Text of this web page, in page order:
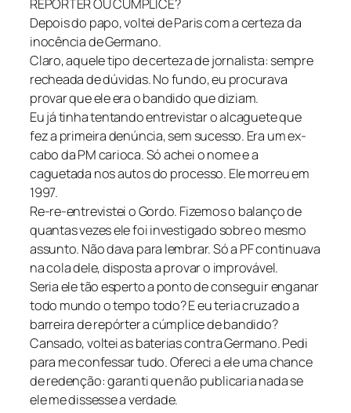
REPÓRTER OU CÚMPLICE?
Depois do papo, voltei de Paris com a certeza da
inocência de Germano.
Claro, aquele tipo de certeza de jornalista: sempre
recheada de dúvidas. No fundo, eu procurava
provar que ele era o bandido que diziam.
Eu já tinha tentando entrevistar o alcaguete que
fez a primeira denúncia, sem sucesso. Era um ex-
cabo da PM carioca. Só achei o nome e a
caguetada nos autos do processo. Ele morreu em
1997.
Re-re-entrevistei o Gordo. Fizemos o balanço de
quantas vezes ele foi investigado sobre o mesmo
assunto. Não dava para lembrar. Só a PF continuava
na cola dele, disposta a provar o improvável.
Seria ele tão esperto a ponto de conseguir enganar
todo mundo o tempo todo? E eu teria cruzado a
barreira de repórter a cúmplice de bandido?
Cansado, voltei as baterias contra Germano. Pedi
para me confessar tudo. Ofereci a ele uma chance
de redenção: garanti que não publicaria nada se
ele me dissesse a verdade.